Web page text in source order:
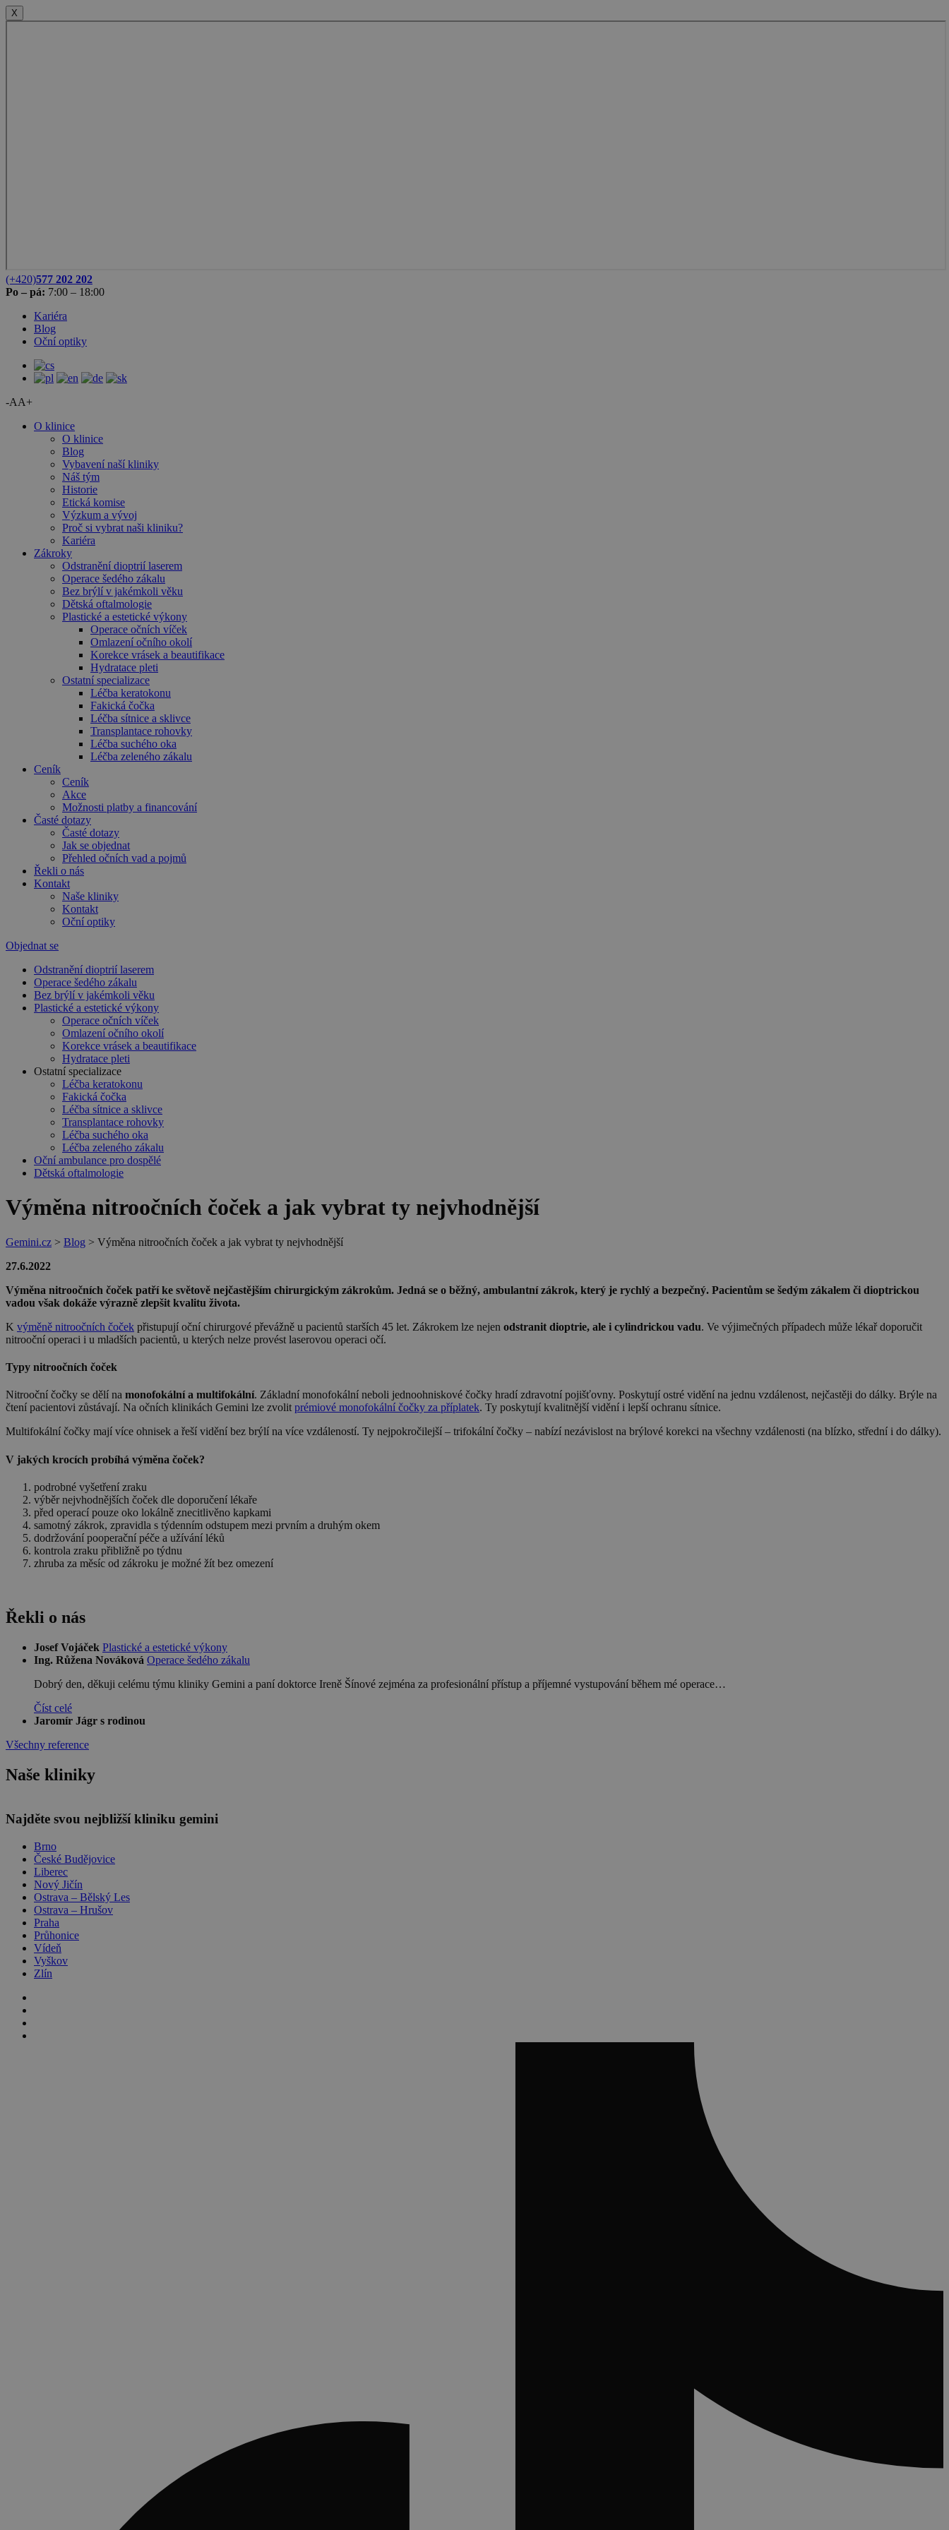
X
(+420)577 202 202
Po – pá: 7:00 – 18:00
Kariéra
Blog
Oční optiky
-AA+
O klinice
O klinice
Blog
Vybavení naší kliniky
Náš tým
Historie
Etická komise
Výzkum a vývoj
Proč si vybrat naši kliniku?
Kariéra
Zákroky
Odstranění dioptrií laserem
Operace šedého zákalu
Bez brýlí v jakémkoli věku
Dětská oftalmologie
Plastické a estetické výkony
Operace očních víček
Omlazení očního okolí
Korekce vrásek a beautifikace
Hydratace pleti
Ostatní specializace
Léčba keratokonu
Fakická čočka
Léčba sítnice a sklivce
Transplantace rohovky
Léčba suchého oka
Léčba zeleného zákalu
Ceník
Ceník
Akce
Možnosti platby a financování
Časté dotazy
Časté dotazy
Jak se objednat
Přehled očních vad a pojmů
Řekli o nás
Kontakt
Naše kliniky
Kontakt
Oční optiky
Objednat se
Odstranění dioptrií laserem
Operace šedého zákalu
Bez brýlí v jakémkoli věku
Plastické a estetické výkony
Operace očních víček
Omlazení očního okolí
Korekce vrásek a beautifikace
Hydratace pleti
Ostatní specializace
Léčba keratokonu
Fakická čočka
Léčba sítnice a sklivce
Transplantace rohovky
Léčba suchého oka
Léčba zeleného zákalu
Oční ambulance pro dospělé
Dětská oftalmologie
Výměna nitroočních čoček a jak vybrat ty nejvhodnější
Gemini.cz > Blog > Výměna nitroočních čoček a jak vybrat ty nejvhodnější
27.6.2022
Výměna nitroočních čoček patří ke světově nejčastějším chirurgickým zákrokům. Jedná se o běžný, ambulantní zákrok, který je rychlý a bezpečný. Pacientům se šedým zákalem či dioptrickou
vadou však dokáže výrazně zlepšit kvalitu života.
K výměně nitroočních čoček přistupují oční chirurgové převážně u pacientů starších 45 let. Zákrokem lze nejen odstranit dioptrie, ale i cylindrickou vadu. Ve výjimečných případech může lékař doporučit
nitrooční operaci i u mladších pacientů, u kterých nelze provést laserovou operaci očí.
Typy nitroočních čoček
Nitrooční čočky se dělí na monofokální a multifokální. Základní monofokální neboli jednoohniskové čočky hradí zdravotní pojišťovny. Poskytují ostré vidění na jednu vzdálenost, nejčastěji do dálky. Brýle na
čtení pacientovi zůstávají. Na očních klinikách Gemini lze zvolitprémiové monofokální čočky za příplatek. Ty poskytují kvalitnější vidění i lepší ochranu sítnice.
Multifokální čočky mají více ohnisek a řeší vidění bez brýlí na více vzdáleností. Ty nejpokročilejší – trifokální čočky – nabízí nezávislost na brýlové korekci na všechny vzdálenosti (na blízko, střední i do dálky).
V jakých krocích probíhá výměna čoček?
podrobné vyšetření zraku
výběr nejvhodnějších čoček dle doporučení lékaře
před operací pouze oko lokálně znecitlivěno kapkami
samotný zákrok, zpravidla s týdenním odstupem mezi prvním a druhým okem
dodržování pooperační péče a užívání léků
kontrola zraku přibližně po týdnu
zhruba za měsíc od zákroku je možné žít bez omezení
Řekli o nás
Josef Vojáček Plastické a estetické výkony
Ing. Růžena Nováková Operace šedého zákalu
Dobrý den, děkuji celému týmu kliniky Gemini a paní doktorce Ireně Šínové zejména za profesionální přístup a příjemné vystupování během mé operace…
Číst celé
Jaromír Jágr s rodinou
Všechny reference
Naše kliniky
Najděte svou nejbližší kliniku gemini
Brno
České Budějovice
Liberec
Nový Jičín
Ostrava – Bělský Les
Ostrava – Hrušov
Praha
Průhonice
Vídeň
Vyškov
Zlín